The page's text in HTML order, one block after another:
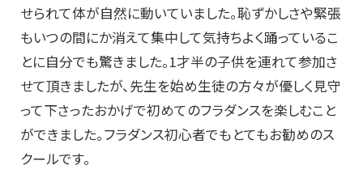
せられて体が自然に動いていました。恥ずかしさや緊張
もいつの間にか消えて集中して気持ちよく踊っているこ
とに自分でも驚きました。1才半の子供を連れて参加さ
せて頂きましたが、先生を始め生徒の方々が優しく見守
って下さったおかげで初めてのフラダンスを楽しむこと
ができました。フラダンス初心者でもとてもお勧めのス
クールです。